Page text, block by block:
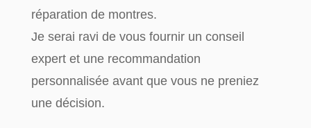
réparation de montres.
Je serai ravi de vous fournir un conseil
expertet une recommandation
personnalisée avant que vous ne preniez
une décision.